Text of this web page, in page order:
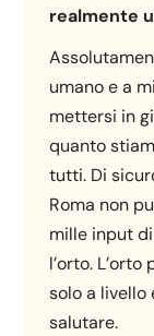
realmente
umano e a
mettersi in
quanto
tutti. Di
Roma non
mille input
l’orto.
solo a livello
salutare.